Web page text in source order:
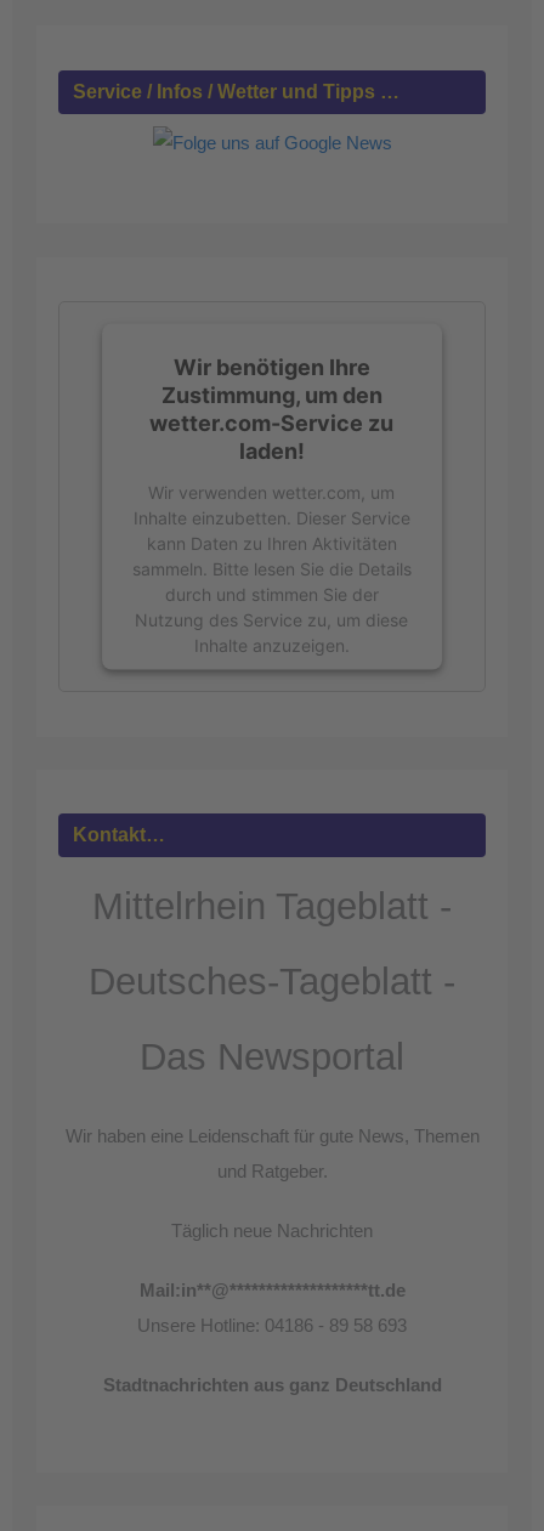
:
Service / Infos / Wetter und Tipps …
Wir benötigen Ihre
Zustimmung, um den
wetter.com-Service zu
laden!
Wir verwenden wetter.com, um
Inhalte einzubetten. Dieser Service
kann Daten zu Ihren Aktivitäten
sammeln. Bitte lesen Sie die Details
durch und stimmen Sie der
Nutzung des Service zu, um diese
Inhalte anzuzeigen.
powered byUsercentrics Consent
Management Platform
Kontakt…
Mittelrhein Tageblatt -
Deutsches-Tageblatt -
Das Newsportal
Wir haben eine Leidenschaft für gute News, Themen
und Ratgeber.
Täglich neue Nachrichten
Mail:in**@*******************tt.de
Unsere Hotline: 04186 - 89 58 693
Stadtnachrichten aus ganz Deutschland